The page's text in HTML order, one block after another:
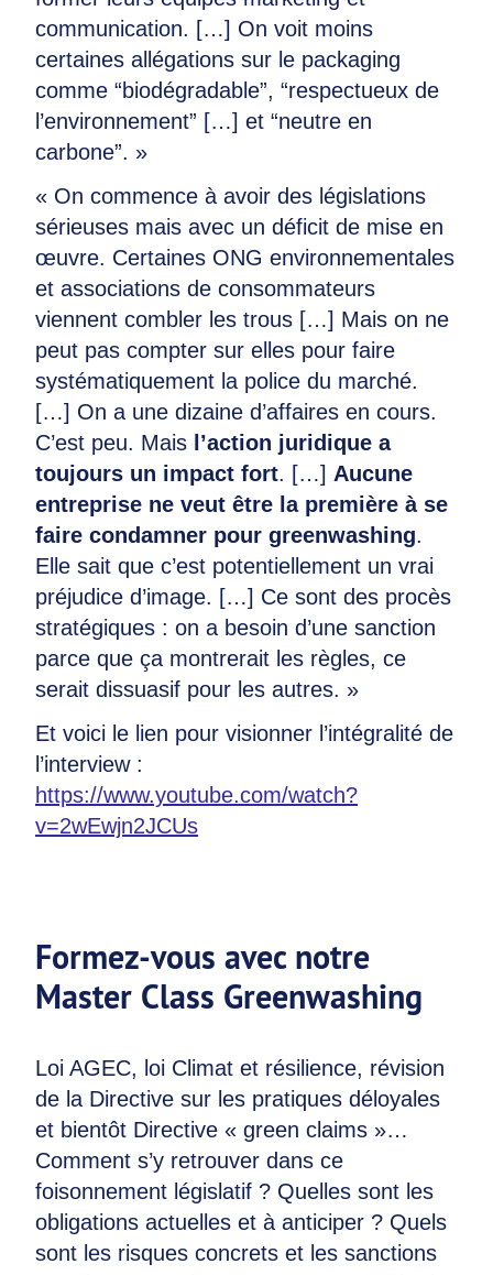
communication. […] On voit moins
certaines allégations sur le packaging
comme “biodégradable”, “respectueux de
l’environnement” […] et “neutre en
carbone”. »
« On commence à avoir des législations
sérieuses mais avec un déficit de mise en
œuvre. Certaines ONG environnementales
et associations de consommateurs
viennent combler les trous […] Mais on ne
peut pas compter sur elles pour faire
systématiquement la police du marché.
[…] On a une dizaine d’affaires en cours.
C’est peu. Mais l’action juridique a
toujours un impact fort. […] Aucune
entreprise ne veut être la première à se
faire condamner pour greenwashing.
Elle sait que c’est potentiellement un vrai
préjudice d’image. […] Ce sont des procès
stratégiques : on a besoin d’une sanction
parce que ça montrerait les règles, ce
serait dissuasif pour les autres. »
Et voici le lien pour visionner l’intégralité de
l’interview :
https://www.youtube.com/watch?
v=2wEwjn2JCUs
Formez-vous avec notre
Master Class Greenwashing
Loi AGEC, loi Climat et résilience, révision
de la Directive sur les pratiques déloyales
et bientôt Directive « green claims »…
Comment s’y retrouver dans ce
foisonnement législatif ? Quelles sont les
obligations actuelles et à anticiper ? Quels
sont les risques concrets et les sanctions